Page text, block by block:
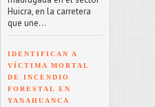
Huicra, en la carretera
que une...
IDENTIFICAN A
VÍCTIMA MORTAL
DE INCENDIO
FORESTAL EN
YANAHUANCA